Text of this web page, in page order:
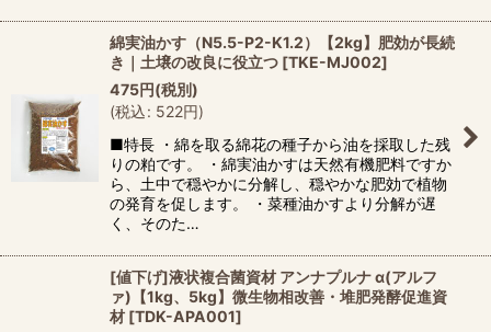
綿実油かす（N5.5-P2-K1.2）【2kg】肥効が長続
き｜土壌の改良に役立つ [TKE-MJ002]
475円(税別)
(税込: 522円)
■特長 ・綿を取る綿花の種子から油を採取した残
りの粕です。 ・綿実油かすは天然有機肥料ですか
ら、土中で穏やかに分解し、穏やかな肥効で植物
の発育を促します。 ・菜種油かすより分解が遅
く、そのた…
[値下げ]液状複合菌資材 アンナプルナ α(アルフ
ァ)【1kg、5kg】微生物相改善・堆肥発酵促進資
材 [TDK-APA001]